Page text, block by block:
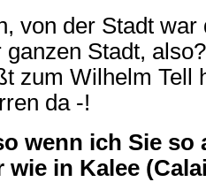
von der Stadt
ganzen Stadt,
zum Wilhelm Tell
da -!
wenn ich Sie so
wie in Kalee